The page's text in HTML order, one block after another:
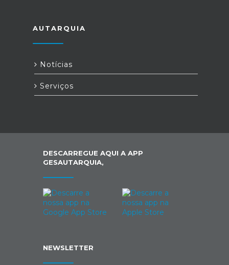
AUTARQUIA
Notícias
Serviços
DESCARREGUE AQUI A APP
GESAUTARQUIA,
NEWSLETTER